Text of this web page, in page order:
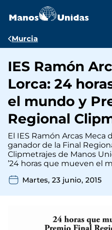
contenido
Ruta
navegación
Murcia
IES Ramón
Lorca: 24
el mundo y
Regional
El IES Ramón Arcas Meca
ganador de la Final
Clipmetrajes de Manos
’24 horas que mueven el
Martes, 23 junio, 2015